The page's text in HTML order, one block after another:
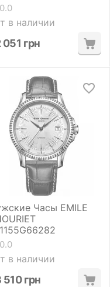
0.0
в наличии
051 грн
Часы EMILE
0.0
в наличии
510 грн